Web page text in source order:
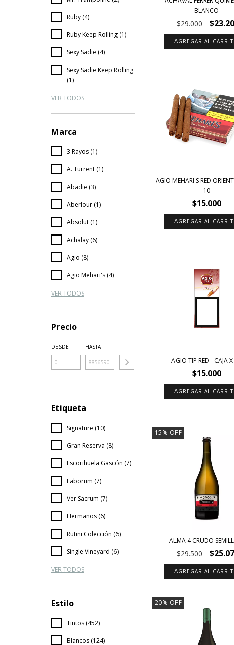
Ruby (4)
Ruby Keep Rolling (1)
Sexy Sadie (4)
Sexy Sadie Keep Rolling
(1)
VER TODOS
Marca
3 Rayos (1)
A. Turrent (1)
Abadie (3)
Aberlour (1)
Absolut (1)
Achalay (6)
Agio (8)
Agio Mehari's (4)
VER TODOS
Precio
DESDE HASTA
Etiqueta
Signature (10)
Gran Reserva (8)
Escorihuela Gascón (7)
Laborum (7)
Ver Sacrum (7)
Hermanos (6)
Rutini Colección (6)
Single Vineyard (6)
VER TODOS
Estilo
Tintos (452)
Blancos (124)
BLANCO
$29.000
AGIO MEHARI'S RED
10
$15.000
AGIO TIP RED - CAJA
$15.000
15% OFF
ALMA 4 CRUDO
$29.500
20% OFF